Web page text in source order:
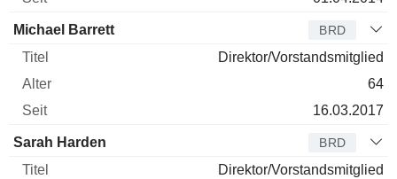
Michael Barrett BRD
Direktor/Vorstandsmitglied
64
16.03.2017
Sarah Harden BRD
Direktor/Vorstandsmitglied